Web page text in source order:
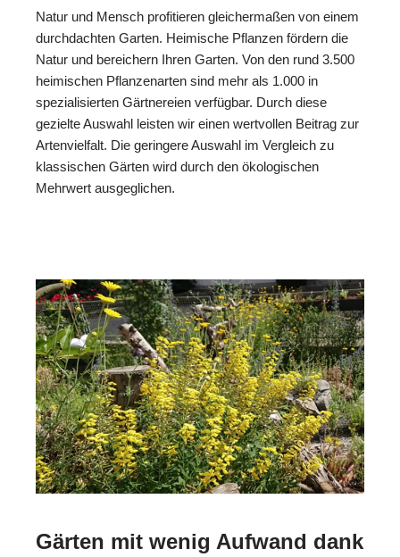
Natur und Mensch profitieren gleichermaßen von einem
durchdachten Garten. Heimische Pflanzen fördern die
Natur und bereichern Ihren Garten. Von den rund 3.500
heimischen Pflanzenarten sind mehr als 1.000 in
spezialisierten Gärtnereien verfügbar. Durch diese
gezielte Auswahl leisten wir einen wertvollen Beitrag zur
Artenvielfalt. Die geringere Auswahl im Vergleich zu
klassischen Gärten wird durch den ökologischen
Mehrwert ausgeglichen.
Gärten mit wenig Aufwand dank